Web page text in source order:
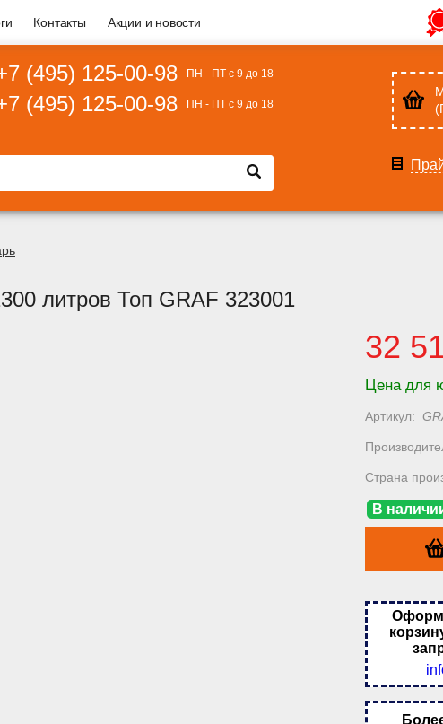
Контакты Акции и новости
(495) 125-00-98 ПН - ПТ с 9 до 18
(495) 125-00-98 ПН - ПТ с 9 до 18
литров Топ GRAF 323001
32
Цена для
Артикул:
Страна
В